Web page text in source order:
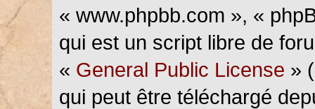
« www.phpbb.com », «
qui est un script libre de
« General Public License »
qui peut être téléchargé